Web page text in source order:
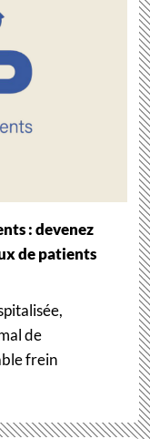
: devenez
de patients
de
frein